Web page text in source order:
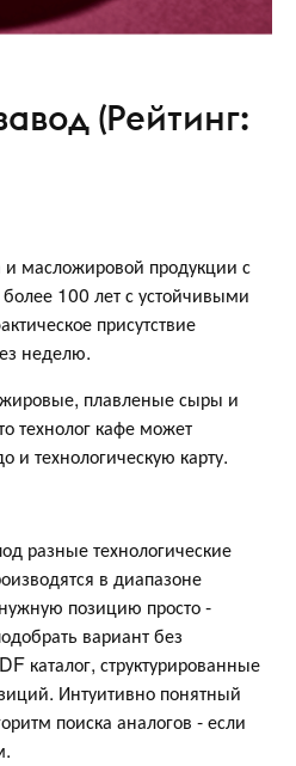
(Рейтинг:
масложировой продукции с
100 лет с устойчивыми
присутствие
неделю.
плавленые сыры и
технолог кафе может
и технологическую карту.
разные технологические
в диапазоне
позицию просто -
вариант без
каталог, структурированные
Интуитивно понятный
поиска аналогов - если